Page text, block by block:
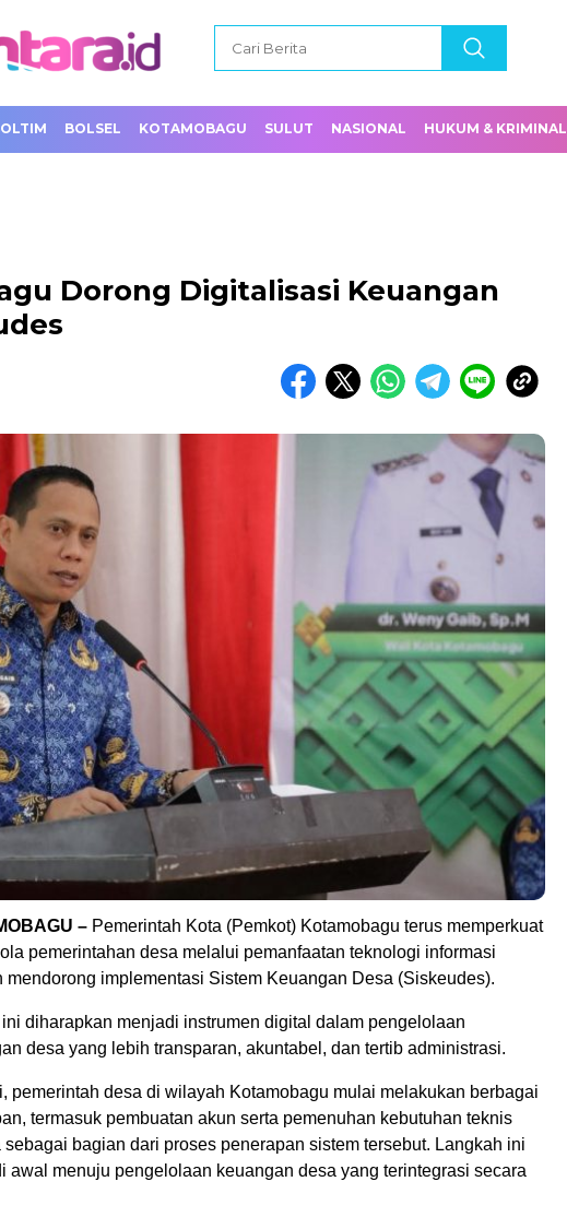
BOLSEL KOTAMOBAGU SULUT NASIONAL HUKUM & KRIMINAL
Dorong Digitalisasi Keuangan
– Pemerintah Kota (Pemkot) Kotamobagu terus memperkuat
pemerintahan desa melalui pemanfaatan teknologi informasi
mendorong implementasi Sistem Keuangan Desa (Siskeudes).
diharapkan menjadi instrumen digital dalam pengelolaan
desa yang lebih transparan, akuntabel, dan tertib administrasi.
pemerintah desa di wilayah Kotamobagu mulai melakukan berbagai
termasuk pembuatan akun serta pemenuhan kebutuhan teknis
sebagai bagian dari proses penerapan sistem tersebut. Langkah ini
awal menuju pengelolaan keuangan desa yang terintegrasi secara